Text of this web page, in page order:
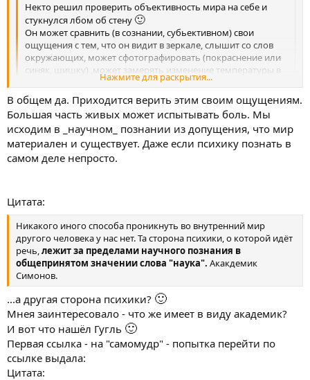
Некто решил проверить объективность мира на себе и
стукнулся лбом об стену 🙂
Он может сравнить (в сознании, субьективном) свои
ощущения с тем, что он видит в зеркале, слышит со слов
окружающих, может сфотографировать (покраснение или
синяк, шишку) ,может замерять изменение температуры в
месте синяка... Если стукнется очень сильно - может
проверить свои ощущения ещё и на рентгене🙂Чего
настоятельно не рекомендую...всё уже проверено, до нас!
Нажмите для раскрытия...
Психика другого человека существует лишь в теории. "Мы
постигаем боль другого исключительно благодаря нашей
собственной способности испытывать чувство боли.
Нажмите для раскрытия...
В общем да. Приходится верить этим своим ощущениям.
Большая часть живых может испытывать боль. Мы
исходим в _научном_ познании из допущения, что мир
материален и существует. Даже если психику познать в
самом деле непросто.
Цитата:
Никакого иного способа проникнуть во внутренний мир
другого человека у нас нет. Та сторона психики, о которой идёт
речь, лежит за пределами научного познания в
общепринятом значении слова "наука". Акакдемик
Симонов.
...а другая сторона психики? 🙂
Мнея заинтересовало - что же имеет в виду академик?
И вот что нашёл Гугль 🙂
Первая ссылка - на "самомудр" - попытка перейти по
ссылке выдала:
Цитата: